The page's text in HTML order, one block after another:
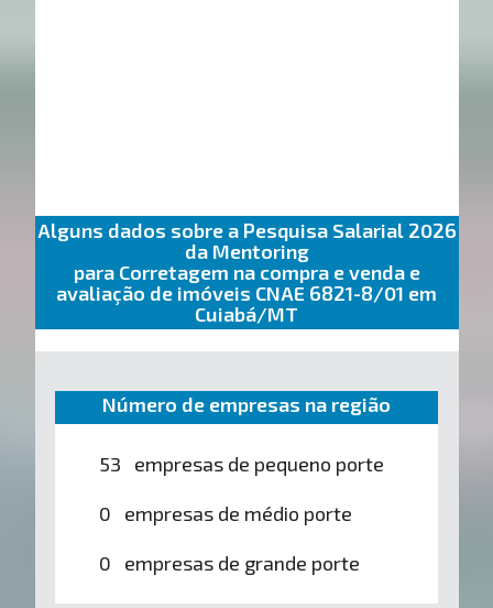
Alguns dados sobre a Pesquisa Salarial 2026
da Mentoring
para Corretagem na compra e venda e
avaliação de imóveis CNAE 6821-8/01 em
Cuiabá/MT
Número de empresas na região
53 empresas de pequeno porte
0 empresas de médio porte
0 empresas de grande porte